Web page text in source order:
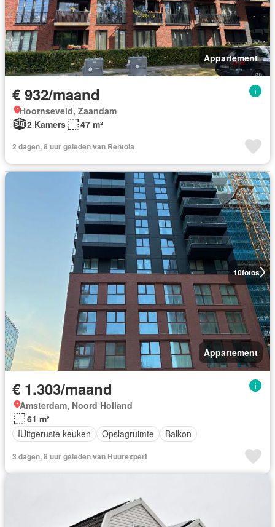
Appartement
€ 932/maand
Hoornseveld, Zaandam
2 Kamers
47 m²
2 dagen, 8 uur geleden van Rentola
10fotos
Appartement
€ 1.303/maand
Amsterdam, Noord Holland
61 m²
IUitgeruste keuken
Opslagruimte Balkon
3 dagen, 8 uur geleden van Huurexpert